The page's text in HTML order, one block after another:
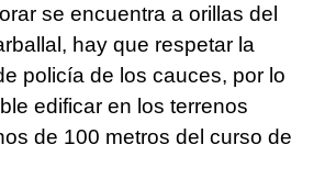
se encuentra a orillas del
hay que respetar la
policía de los cauces, por lo
edificar en los terrenos
de 100 metros del curso de